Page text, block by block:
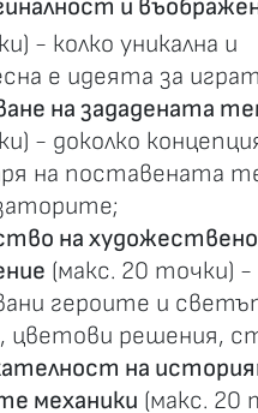
и
- колко уникална и
е идеята за
на зададената
- доколко
на поставената
на
(макс. 20 точки) -
героите и
цветови решения,
на
механики (макс. 20